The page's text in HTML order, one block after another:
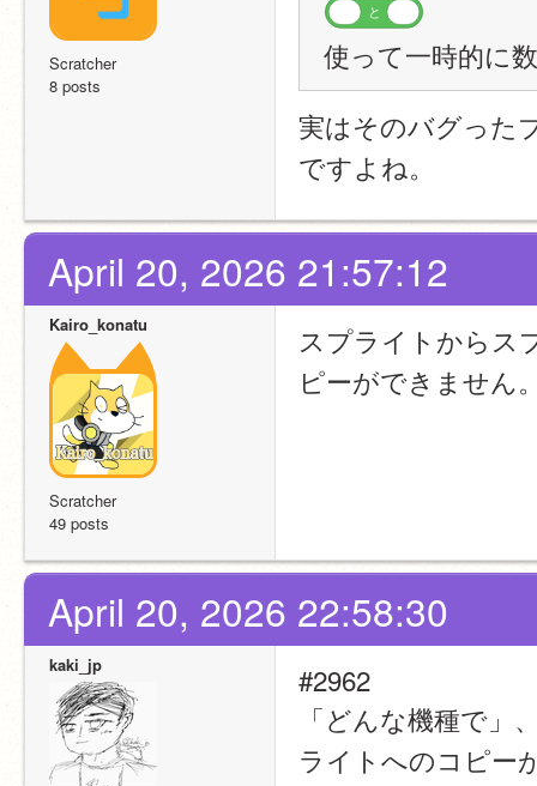
Scratcher
8 posts
と
使って一時的に
実はそのバグった
ですよね。
April 20, 2026 21:57:12
Kairo_konatu
Scratcher
49 posts
スプライトからス
ピーができません
April 20, 2026 22:58:30
kaki_jp
#2962
「どんな機種で
ライトへのコピー